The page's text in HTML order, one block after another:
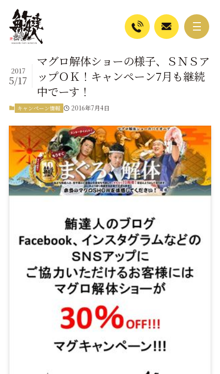
マグロ解体ショーの様子、ＳＮＳア
ップＯＫ！キャンペーン7月も継続
中でーす！
2017
5/17
キャンペーン情報 2016年7月4日